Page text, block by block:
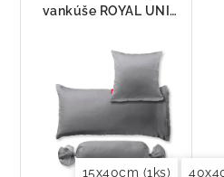
vankúše ROYAL UNI
15x40cm (1ks)